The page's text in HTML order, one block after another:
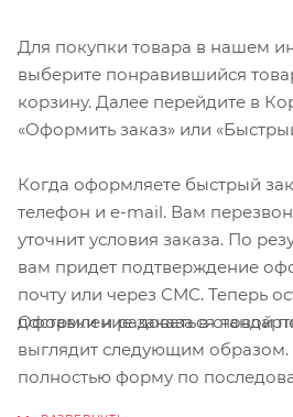
Для покупки товара в нашем
выберите понравившийся
корзину. Далее перейдите в
«Оформить заказ» или
Когда оформляете быстрый
телефон и e-mail. Вам
уточнит условия заказа. По
вам придет подтверждение
почту или через СМС. Теперь
доставки и радоваться новой
Оформление заказа в
выглядит следующим образом.
полностью форму по